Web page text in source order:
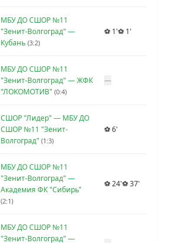
МБУ ДО СШОР №11
"Зенит-Волгоград" —
Кубань (3:2)
⚽ 1'⚽ 1'
МБУ ДО СШОР №11
"Зенит-Волгоград" — ЖФК
"ЛОКОМОТИВ" (0:4)
—
СШОР "Лидер" — МБУ ДО
СШОР №11 "Зенит-
Волгоград" (1:3)
⚽ 6'
МБУ ДО СШОР №11
"Зенит-Волгоград" —
Академия ФК "Сибирь"
(2:1)
⚽ 24'⚽ 37'
МБУ ДО СШОР №11
"Зенит-Волгоград" —